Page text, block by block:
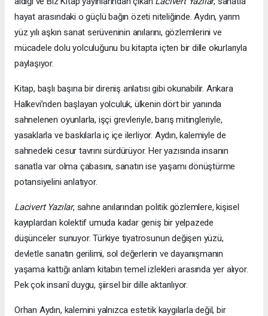
hayat arasındaki o güçlü bağın özeti niteliğinde. Aydın, yarım
yüz yılı aşkın sanat serüveninin anılarını, gözlemlerini ve
mücadele dolu yolculuğunu bu kitapta içten bir dille okurlarıyla
paylaşıyor.
Kitap, başlı başına bir direniş anlatısı gibi okunabilir. Ankara
Halkevi’nden başlayan yolculuk, ülkenin dört bir yanında
sahnelenen oyunlarla, işçi grevleriyle, barış mitingleriyle,
yasaklarla ve baskılarla iç içe ilerliyor. Aydın, kalemiyle de
sahnedeki cesur tavrını sürdürüyor. Her yazısında insanın
sanatla var olma çabasını, sanatın ise yaşamı dönüştürme
potansiyelini anlatıyor.
Lacivert Yazılar, sahne anılarından politik gözlemlere, kişisel
kayıplardan kolektif umuda kadar geniş bir yelpazede
düşünceler sunuyor. Türkiye tiyatrosunun değişen yüzü,
devletle sanatın gerilimi, sol değerlerin ve dayanışmanın
yaşama kattığı anlam kitabın temel izlekleri arasında yer alıyor.
Pek çok insanî duygu, şiirsel bir dille aktarılıyor.
Orhan Aydın, kalemini yalnızca estetik kaygılarla değil, bir